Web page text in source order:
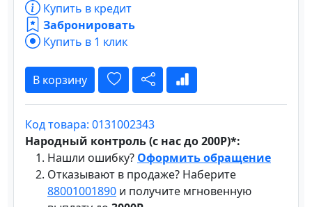
Купить в кредит
Забронировать
Купить в 1 клик
В корзину
Код товара: 0131002343
Народный контроль (с нас до 200Р)*:
Нашли ошибку? Оформить обращение
Отказывают в продаже? Наберите
88001001890 и получите мгновенную